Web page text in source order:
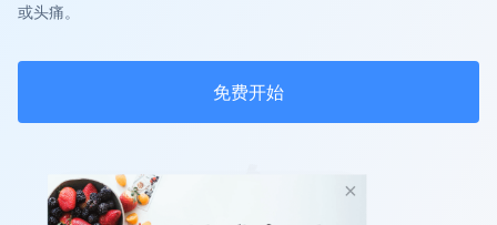
或头痛。
免费开始